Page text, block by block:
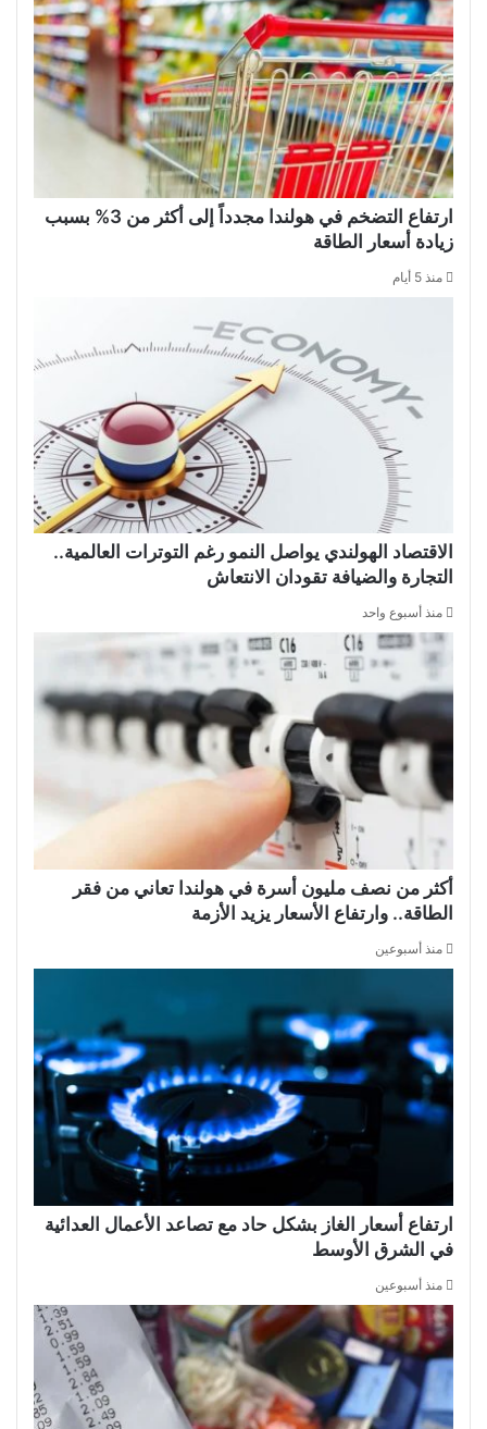
ارتفاع التضخم في هولندا مجدداً إلى أكثر من 3% بسبب
زيادة أسعار الطاقة
منذ 5 أيام
الاقتصاد الهولندي يواصل النمو رغم التوترات العالمية..
التجارة والضيافة تقودان الانتعاش
منذ أسبوع واحد
أكثر من نصف مليون أسرة في هولندا تعاني من فقر
الطاقة.. وارتفاع الأسعار يزيد الأزمة
منذ أسبوعين
ارتفاع أسعار الغاز بشكل حاد مع تصاعد الأعمال العدائية
في الشرق الأوسط
منذ أسبوعين